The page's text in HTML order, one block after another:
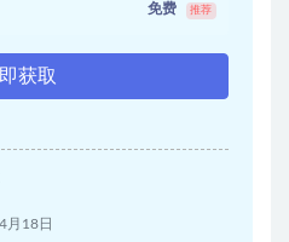
免费 推荐
获取
月18日